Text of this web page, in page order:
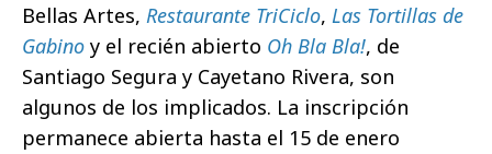
Bellas Artes, Restaurante TriCiclo, Las Tortillas de
Gabino y el recién abierto Oh Bla Bla!, de
Santiago Segura y Cayetano Rivera, son
algunos de los implicados. La inscripción
permanece abierta hasta el 15 de enero